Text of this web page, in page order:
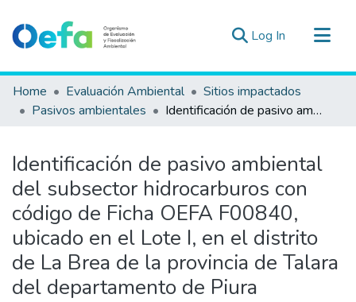
Log In (current)
Communities & Collections
All of DSpace
Estad. Externas
Guias ▾
Home Evaluación Ambiental
Sitios impactados
Pasivos ambientales
Identificación de pasivo ambiental del subsector hidrocarburos con código de Ficha OEFA F00840, ubicado en el Lote I, en el distrito de La Brea de la provincia de Talara del departamento de Piura
Identificación de pasivo ambiental
del subsector hidrocarburos con
código de Ficha OEFA F00840,
ubicado en el Lote I, en el distrito
de La Brea de la provincia de Talara
del departamento de Piura